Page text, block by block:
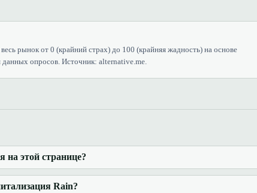
рынок от 0 (крайний страх) до 100 (крайняя жадность) на основе
опросов. Источник: alternative.me.
на этой странице?
Rain?